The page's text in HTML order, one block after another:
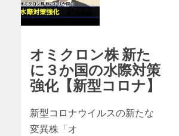
オミクロン株 新た
に３か国の水際対策
強化【新型コロナ】
新型コロナウイルスの新たな
変異株「オ